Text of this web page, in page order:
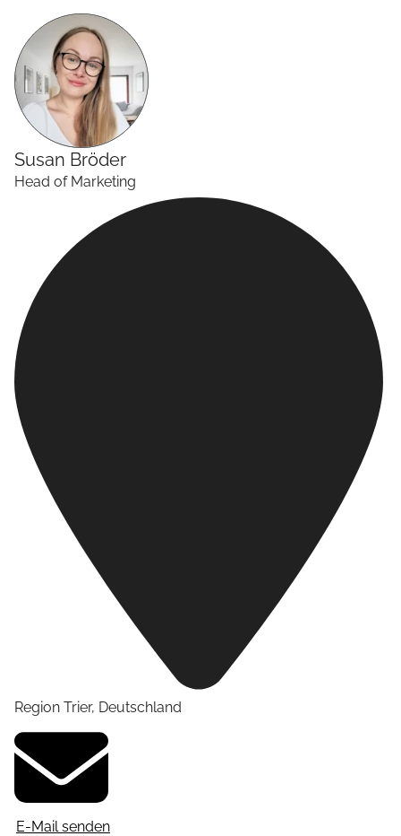
Susan Bröder
Head of Marketing
Region Trier, Deutschland
E-Mail senden